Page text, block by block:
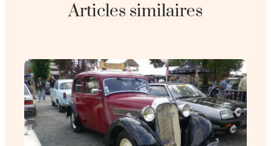
Articles similaires